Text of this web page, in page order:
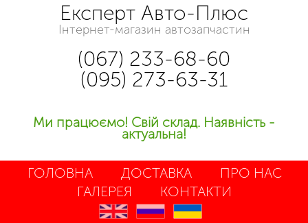
Експерт Авто-Плюс
Інтернет-магазин автозапчастин
(067) 233-68-60
(095) 273-63-31
Ми працюємо! Свій склад. Наявність -
актуальна!
ГОЛОВНА ДОСТАВКА
ПРО НАС
ГАЛЕРЕЯ
КОНТАКТИ
en ru uk